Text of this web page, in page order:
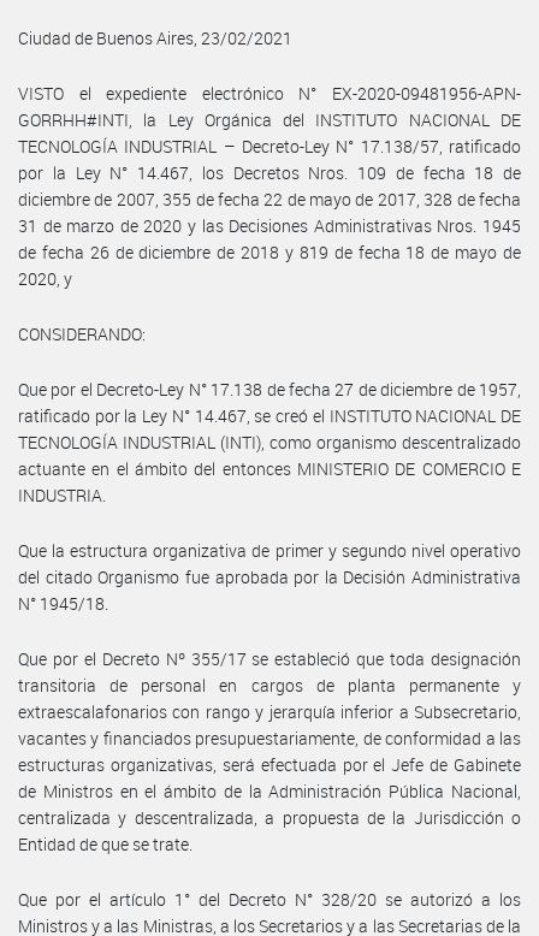
Ciudad de Buenos Aires, 23/02/2021
VISTO el expediente electrónico N° EX-2020-09481956-APN-
GORRHH#INTI, la Ley Orgánica del INSTITUTO NACIONAL DE
TECNOLOGÍA INDUSTRIAL – Decreto-Ley N° 17.138/57, ratificado
por la Ley N° 14.467, los Decretos Nros. 109 de fecha 18 de
diciembre de 2007, 355 de fecha 22 de mayo de 2017, 328 de fecha
31 de marzo de 2020 y las Decisiones Administrativas Nros. 1945
de fecha 26 de diciembre de 2018 y 819 de fecha 18 de mayo de
2020, y
CONSIDERANDO:
Que por el Decreto-Ley N° 17.138 de fecha 27 de diciembre de 1957,
ratificado por la Ley N° 14.467, se creó el INSTITUTO NACIONAL DE
TECNOLOGÍA INDUSTRIAL (INTI), como organismo descentralizado
actuante en el ámbito del entonces MINISTERIO DE COMERCIO E
INDUSTRIA.
Que la estructura organizativa de primer y segundo nivel operativo
del citado Organismo fue aprobada por la Decisión Administrativa
N° 1945/18.
Que por el Decreto Nº 355/17 se estableció que toda designación
transitoria de personal en cargos de planta permanente y
extraescalafonarios con rango y jerarquía inferior a Subsecretario,
vacantes y financiados presupuestariamente, de conformidad a las
estructuras organizativas, será efectuada por el Jefe de Gabinete
de Ministros en el ámbito de la Administración Pública Nacional,
centralizada y descentralizada, a propuesta de la Jurisdicción o
Entidad de que se trate.
Que por el artículo 1° del Decreto N° 328/20 se autorizó a los
Ministros y a las Ministras, a los Secretarios y a las Secretarias de la